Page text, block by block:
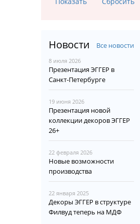
Новости Все новости
8 июля 2026
Презентация ЭГГЕР в
Санкт-Петербурге
19 июня 2026
Презентация новой
коллекции декоров ЭГГЕР
26+
22 февраля 2026
Новые возможности
производства
22 января 2025
Декоры ЭГГЕР в структуре
Филвуд теперь на МДФ